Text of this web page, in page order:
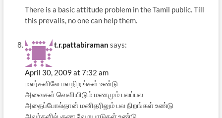
There is a basic attitude problem in the Tamil public. Till
this prevails, no one can help them.
t.r.pattabiraman says:
April 30, 2009 at 7:32 am
மலர்களிலே பல நிறங்கள் உண்டு
அவைகள் வெளியிடும் மணமும் பலப்பல
அதைப்போல்தான் மனிதரிலும் பல நிறங்கள் உண்டு
அவர்களில் குண வேறுபாடுகள் உண்டு